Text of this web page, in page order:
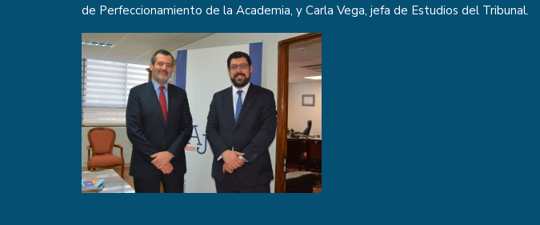
de Perfeccionamiento de la Academia, y Carla Vega, jefa de Estudios del Tribunal.